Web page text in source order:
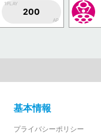
1PLAY
200
AP
基本情報
プライバシーポリシー